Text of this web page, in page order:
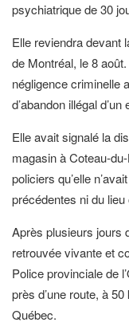
psychiatrique de 30
Elle reviendra devant
de Montréal, le 8
négligence criminelle
d’abandon illégal d’un
Elle avait signalé la
magasin à Coteau-
policiers qu’elle
précédentes ni du lieu
Après plusieurs jours
retrouvée vivante et
Police provinciale de
près d’une route, à
Québec.